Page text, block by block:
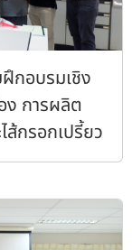
กอบรมเชิง
ง การผลิต
ส้กรอกเปรี้ยว
)